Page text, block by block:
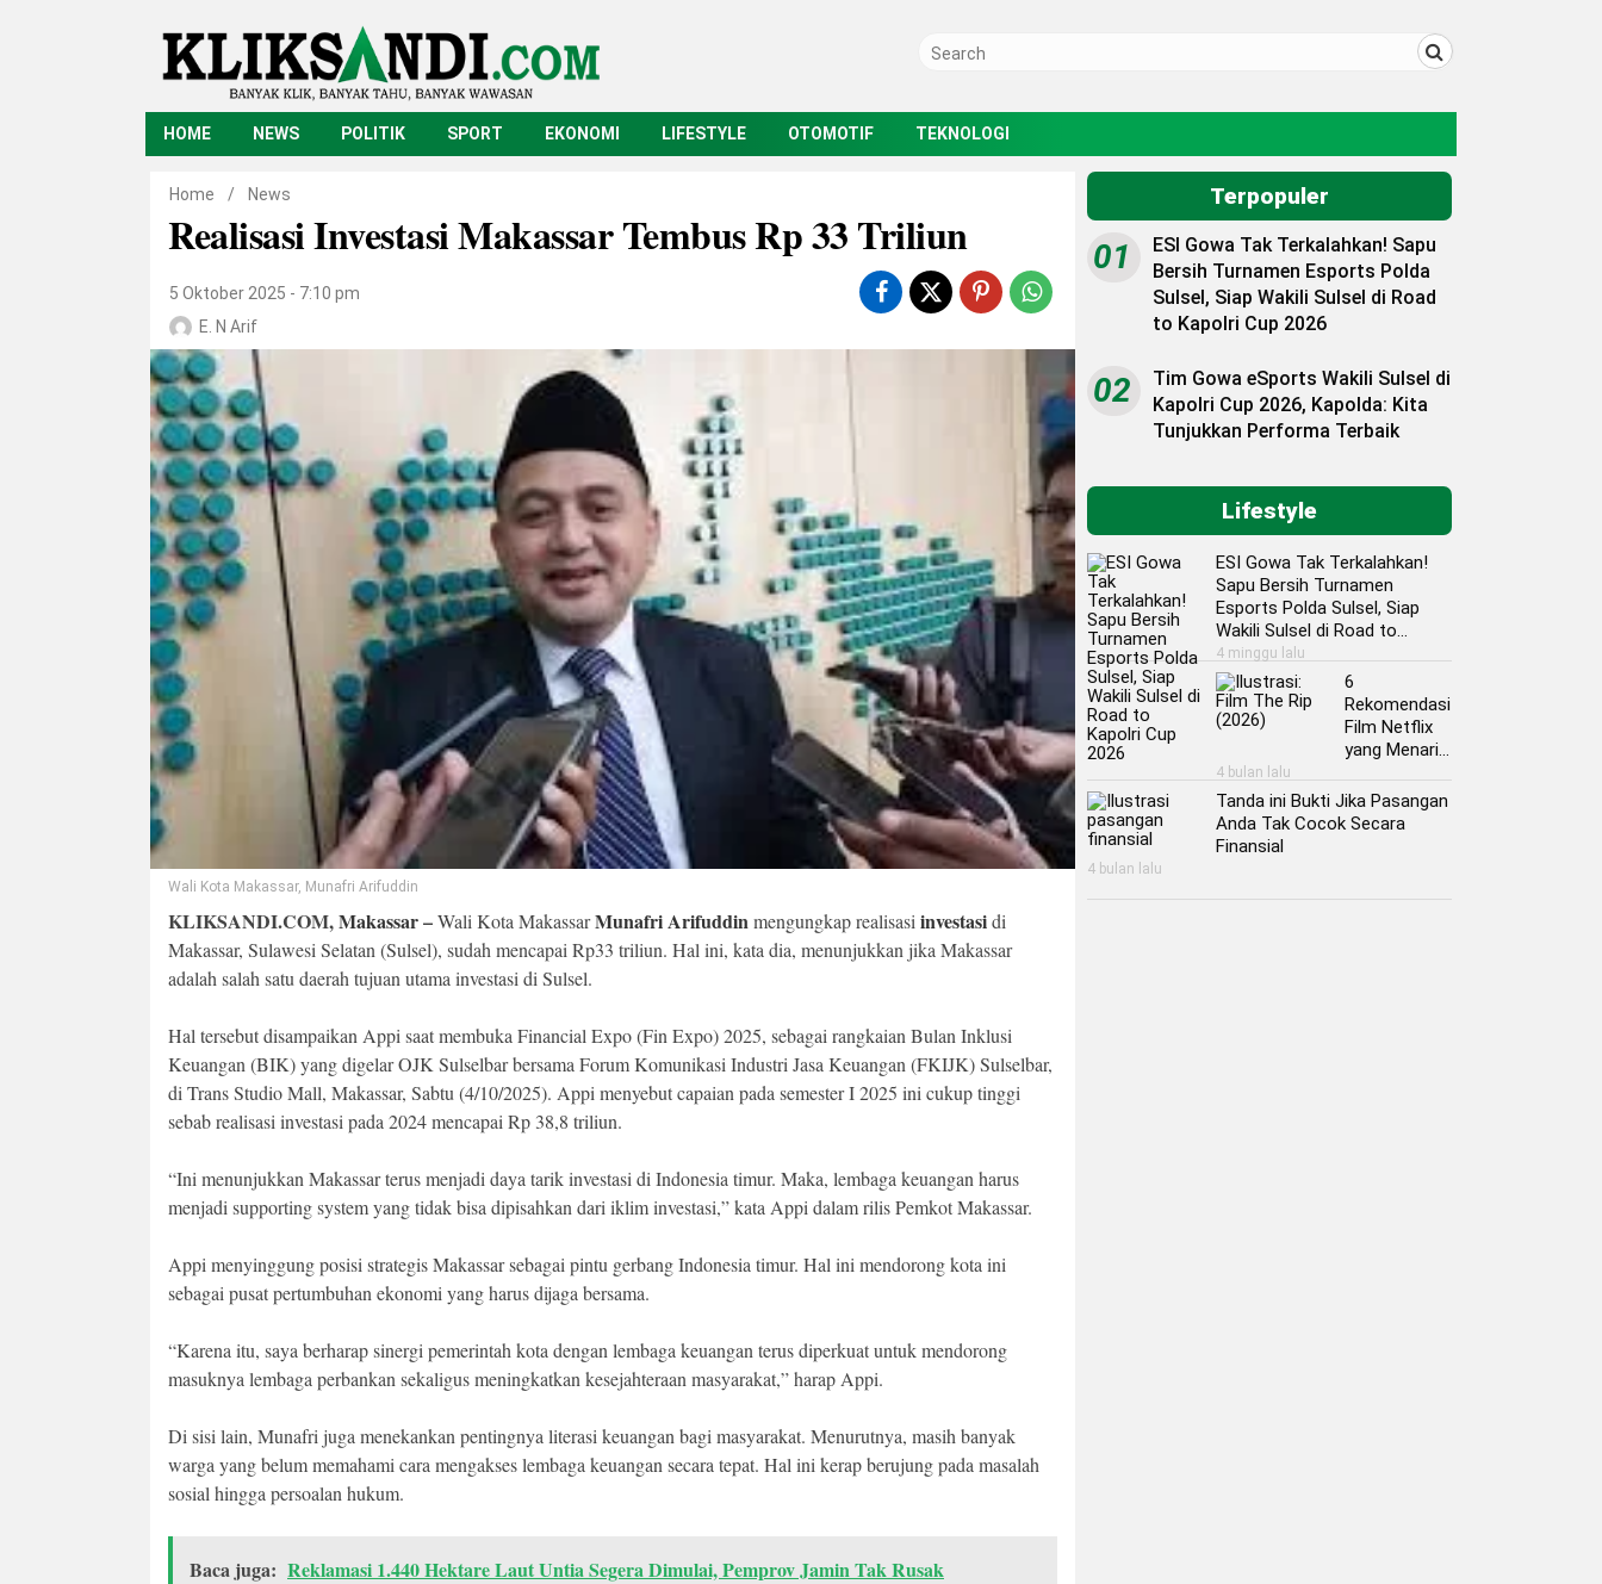
HOME NEWS POLITIK SPORT EKONOMI LIFESTYLE OTOMOTIF TEKNOLOGI
Home / News
Realisasi Investasi Makassar Tembus Rp 33 Triliun
5 Oktober 2025 - 7:10 pm
E. N Arif
Wali Kota Makassar, Munafri Arifuddin
KLIKSANDI.COM,Makassar–Wali Kota MakassarMunafri Arifuddinmengungkap realisasi investasidi
Makassar, Sulawesi Selatan (Sulsel), sudah mencapai Rp33 triliun. Hal ini, kata dia, menunjukkan jika Makassar
adalah salah satu daerah tujuan utama investasi di Sulsel.
Hal tersebut disampaikan Appi saat membuka Financial Expo (Fin Expo) 2025, sebagai rangkaian Bulan Inklusi
Keuangan (BIK) yang digelar OJK Sulselbar bersama Forum Komunikasi Industri Jasa Keuangan (FKIJK) Sulselbar,
di Trans Studio Mall, Makassar, Sabtu (4/10/2025). Appi menyebut capaian pada semester I 2025 ini cukup tinggi
sebab realisasi investasi pada 2024 mencapai Rp 38,8 triliun.
“Ini menunjukkan Makassar terus menjadi daya tarik investasi di Indonesia timur. Maka, lembaga keuangan harus
menjadi supporting system yang tidak bisa dipisahkan dari iklim investasi,” kata Appi dalam rilis Pemkot Makassar.
Appi menyinggung posisi strategis Makassar sebagai pintu gerbang Indonesia timur. Hal ini mendorong kota ini
sebagai pusat pertumbuhan ekonomi yang harus dijaga bersama.
“Karena itu, saya berharap sinergi pemerintah kota dengan lembaga keuangan terus diperkuat untuk mendorong
masuknya lembaga perbankan sekaligus meningkatkan kesejahteraan masyarakat,” harap Appi.
Di sisi lain, Munafri juga menekankan pentingnya literasi keuangan bagi masyarakat. Menurutnya, masih banyak
warga yang belum memahami cara mengakses lembaga keuangan secara tepat. Hal ini kerap berujung pada masalah
sosial hingga persoalan hukum.
Baca juga: Reklamasi 1.440 Hektare Laut Untia Segera Dimulai, Pemprov Jamin Tak Rusak
Terpopuler
01
ESI Gowa Tak Terkalahkan! Sapu
Bersih Turnamen Esports Polda
Sulsel, Siap Wakili Sulsel di Road
to Kapolri Cup 2026
02
Tim Gowa eSports Wakili Sulsel di
Kapolri Cup 2026, Kapolda: Kita
Tunjukkan Performa Terbaik
Lifestyle
ESI Gowa Tak Terkalahkan!
Sapu Bersih Turnamen
Esports Polda Sulsel, Siap
Wakili Sulsel di Road to
Kapolri Cup 2026
4 minggu lalu
6
Rekomendasi
Film Netflix
yang Menarik
Nonton Akhir
Pekan ini
4 bulan lalu
Tanda ini Bukti Jika Pasangan
Anda Tak Cocok Secara
Finansial
4 bulan lalu